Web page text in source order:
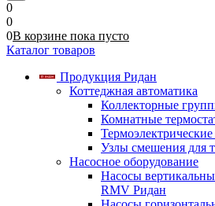
0
0
0В корзине пока пусто
Каталог товаров
Продукция Ридан
Коттеджная автоматика
Коллекторные
Комнатные
Узлы смешения для
Насосное оборудование
Насосы
RMV Ридан